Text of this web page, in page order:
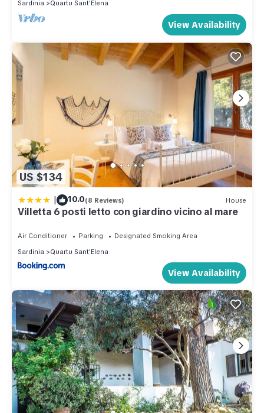
Sardinia
Quartu Sant'Elena
View Availability
US $134
| 10.0(8 Reviews) House
Villetta 6 posti letto con giardino vicino al mare
Air Conditioner Parking
Designated Smoking Area
Sardinia
Quartu Sant'Elena
View Availability